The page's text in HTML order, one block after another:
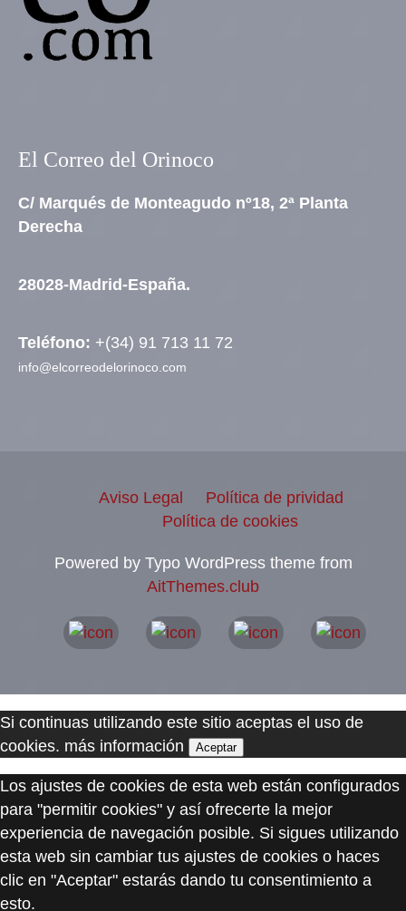
El Correo del Orinoco
C/ Marqués de Monteagudo nº18, 2ª Planta
Derecha
28028-Madrid-España.
Teléfono: +(34) 91 713 11 72
info@elcorreodelorinoco.com
Aviso Legal
Política de prividad
Política de cookies
Powered by Typo WordPress theme from
AitThemes.club
Si continuas utilizando este sitio aceptas el uso de
cookies. más información Aceptar
Los ajustes de cookies de esta web están configurados
para "permitir cookies" y así ofrecerte la mejor
experiencia de navegación posible. Si sigues utilizando
esta web sin cambiar tus ajustes de cookies o haces
clic en "Aceptar" estarás dando tu consentimiento a
esto.